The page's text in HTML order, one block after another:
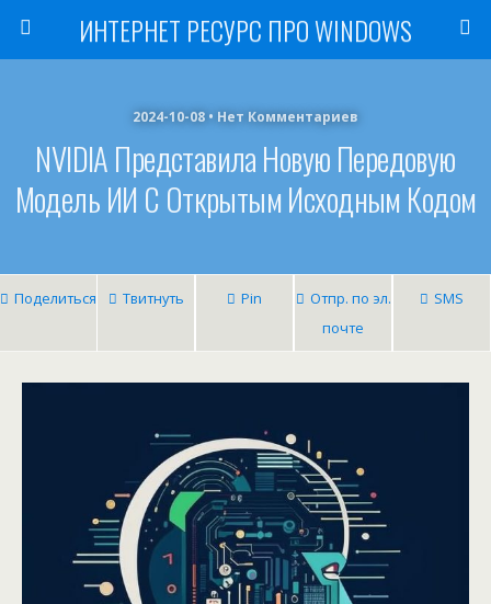
ИНТЕРНЕТ РЕСУРС ПРО WINDOWS
2024-10-08 • Нет Комментариев
NVIDIA Представила Новую Передовую
Модель ИИ С Открытым Исходным Кодом
Поделиться Твитнуть Pin
Отпр. по эл.
почте
SMS